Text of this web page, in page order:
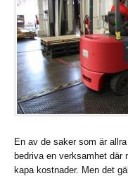
En av de saker som är
bedriva en verksamhet där
kapa kostnader. Men det